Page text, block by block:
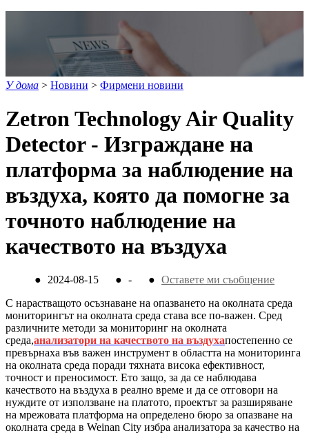
У дома > Новини > Фирмени новини
Zetron Technology Air Quality
Detector - Изграждане на
платформа за наблюдение на
въздуха, която да помогне за
точното наблюдение на
качеството на въздуха
● 2024-08-15 ● - ● Оставете ми съобщение
С нарастващото осъзнаване на опазването на околната среда
мониторингът на околната среда става все по-важен. Сред
различните методи за мониторинг на околната
среда,анализатори на качеството на въздухапостепенно се
превърнаха във важен инструмент в областта на мониторинга
на околната среда поради тяхната висока ефективност,
точност и преносимост. Ето защо, за да се наблюдава
качеството на въздуха в реално време и да се отговори на
нуждите от използване на платото, проектът за разширяване
на мрежовата платформа на определено бюро за опазване на
околната среда в Weinan City избра анализатора за качество на